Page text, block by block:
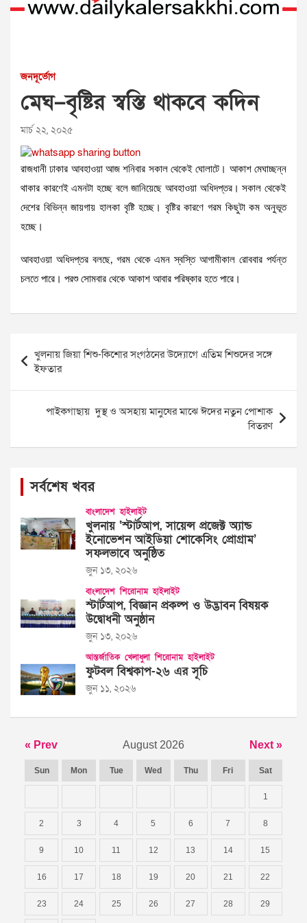
জনদূর্ভোগ
মেঘ–বৃষ্টির স্বস্তি থাকবে কদিন
মার্চ ২২, ২০২৫
রাজধানী ঢাকার আবহাওয়া আজ শনিবার সকাল থেকেই ঘোলাটে। আকাশ মেঘাচ্ছন্ন
থাকার কারণেই এমনটা হচ্ছে বলে জানিয়েছে আবহাওয়া অধিদপ্তর। সকাল থেকেই
দেশের বিভিন্ন জায়গায় হালকা বৃষ্টি হচ্ছে। বৃষ্টির কারণে গরম কিছুটা কম অনুভূত
হচ্ছে।
আবহাওয়া অধিদপ্তর বলছে, গরম থেকে এমন স্বস্তি আগামীকাল রোববার পর্যন্ত
চলতে পারে। পরশু সোমবার থেকে আকাশ আবার পরিষ্কার হতে পারে।
navigation
খুলনায় জিয়া শিশু-কিশোর সংগঠনের উদ্যোগে এতিম শিশুদের সঙ্গে
ইফতার
পাইকগাছায় দুস্থ ও অসহায় মানুষের মাঝে ঈদের নতুন পোশাক
বিতরণ
সর্বশেষ খবর
বাংলাদেশ হাইলাইট
খুলনায় ‘স্টার্টআপ, সায়েন্স প্রজেক্ট অ্যান্ড
ইনোভেশন আইডিয়া শোকেসিং প্রোগ্রাম’
সফলভাবে অনুষ্ঠিত
জুন ১৩, ২০২৬
বাংলাদেশ শিরোনাম হাইলাইট
স্টার্টআপ, বিজ্ঞান প্রকল্প ও উদ্ভাবন বিষয়ক
উদ্বোধনী অনুষ্ঠান
জুন ১৩, ২০২৬
আন্তর্জাতিক খেলাধুলা শিরোনাম হাইলাইট
ফুটবল বিশ্বকাপ-২৬ এর সূচি
জুন ১১, ২০২৬
« Prev August 2026 Next »
Sun Mon Tue Wed Thu Fri Sat
1
2 3 4 5 6 7 8
9 10 11 12 13 14 15
16 17 18 19 20 21 22
23 24 25 26 27 28 29